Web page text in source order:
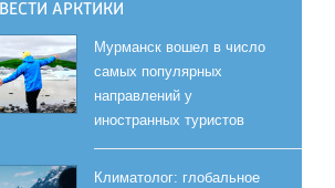
ВЕСТИ АРКТИКИ
Мурманск вошел в число
самых популярных
направлений у
иностранных туристов
Климатолог: глобальное